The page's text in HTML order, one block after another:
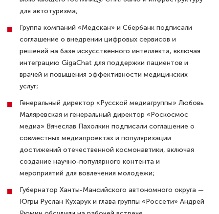
для автотуризма;
Группа компаний «Медскан» и Сбербанк подписали
соглашение о внедрении цифровых сервисов и
решений на базе искусственного интеллекта, включая
интеграцию GigaChat для поддержки пациентов и
врачей и повышения эффективности медицинских
услуг;
Генеральный директор «Русской медиагруппы» Любовь
Маляревская и генеральный директор «Роскосмос
медиа» Вячеслав Пахолкин подписали соглашение о
совместных медиапроектах и популяризации
достижений отечественной космонавтики, включая
создание научно-популярного контента и
мероприятий для вовлечения молодежи;
Губернатор Ханты-Мансийского автономного округа —
Югры Руслан Кухарук и глава группы «Россети» Андрей